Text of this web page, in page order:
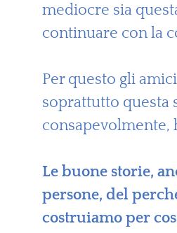
mediocre sia
continuare con la
Per questo gli
soprattutto questa
consapevolmente,
Le buone storie,
persone, del
costruiamo per